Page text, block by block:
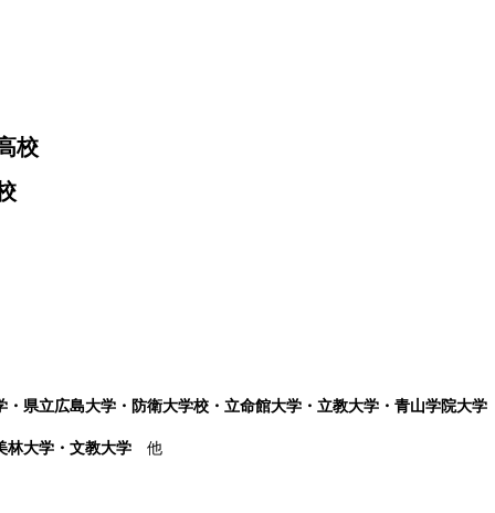
校
県立広島大学・防衛大学校・立命館大学・立教大学・青山学院大学
林大学・文教大学 他